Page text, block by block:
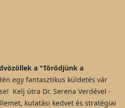
a "Törődjünk a
egy fantasztikus küldetés vár
Kelj útra Dr. Serena Verdével -
kutatási kedvet és stratégiai